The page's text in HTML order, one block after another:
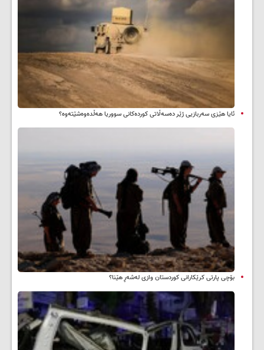
ئایا هێزی سەربازیی ژێر دەسەڵاتی کوردەکانی سووریا هەڵدەوەشێتەوە؟
بۆچی پارتی کرێکارانی کوردستان وازی لەشەڕ هێنا؟